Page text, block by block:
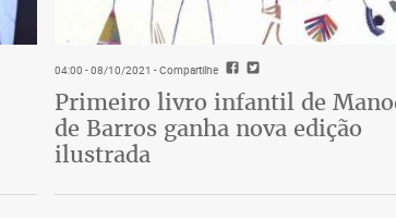
04:00 - 08/10/2021 - Compartilhe
Primeiro livro infantil de
de Barros ganha nova edição
ilustrada